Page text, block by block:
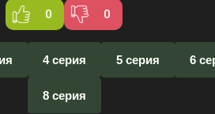
0 0
4 серия 5 серия 6
8 серия